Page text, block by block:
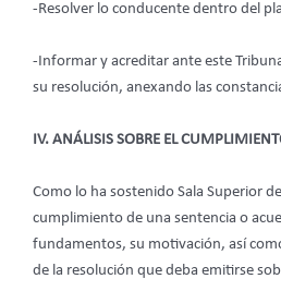
-Resolver lo conducente dentro del
-Informar y acreditar ante este
su resolución, anexando las
IV. ANÁLISIS SOBRE EL
Como lo ha sostenido Sala Superior
cumplimiento de una sentencia o
fundamentos, su motivación, así
de la resolución que deba emitirse